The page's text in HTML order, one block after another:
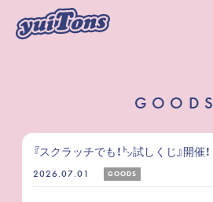
GOODS
『スクラッチでも！㌧試しくじ』開催！
2026.07.01 GOODS